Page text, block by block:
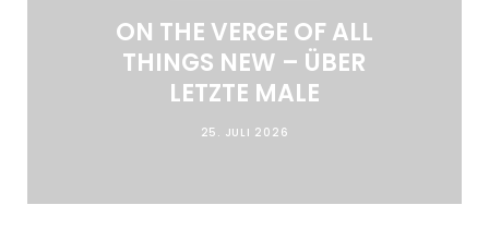
ON THE VERGE OF ALL
THINGS NEW – ÜBER
LETZTE MALE
25. JULI 2026